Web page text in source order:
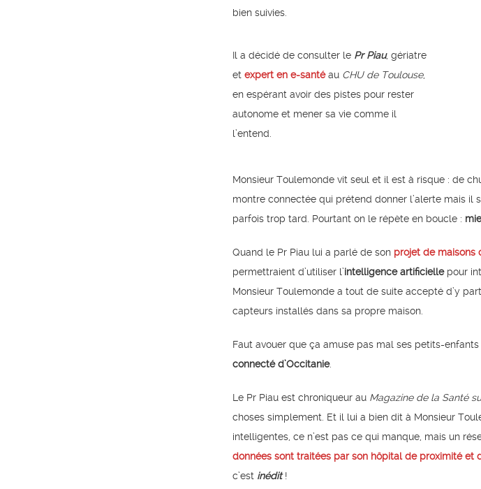
bien suivies.
Il a décidé de consulter le Pr Piau, gériatre
etexpert en e-santéau CHU de Toulouse,
en espérant avoir des pistes pour rester
autonome et mener sa vie comme il
l’entend.
Monsieur Toulemonde vit seul et il est à risque : de
montre connectée qui prétend donner l’alerte mais il
parfois trop tard. Pourtant on le répète en boucle :
Quand le Pr Piau lui a parlé de son projet de maisons
permettraient d’utiliser l’intelligence artificiellepour
Monsieur Toulemonde a tout de suite accepté d’y
capteurs installés dans sa propre maison.
Faut avouer que ça amuse pas mal ses petits-enfants
connecté d’Occitanie.
Le Pr Piau est chroniqueur au Magazine de la Santé
choses simplement. Et il lui a bien dit à Monsieur
intelligentes, ce n’est pas ce qui manque, mais un
données sont traitées par son hôpital de proximité et
c’est inédit !